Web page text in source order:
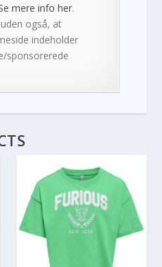
mere info her.
også, at
indeholder
sponsorerede